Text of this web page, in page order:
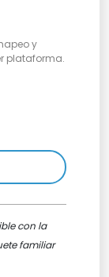
y
plataforma.
con la
familiar